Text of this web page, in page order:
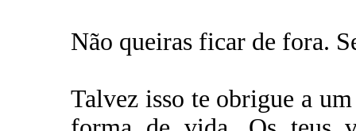
Não queiras ficar de fora.
Talvez isso te obrigue a